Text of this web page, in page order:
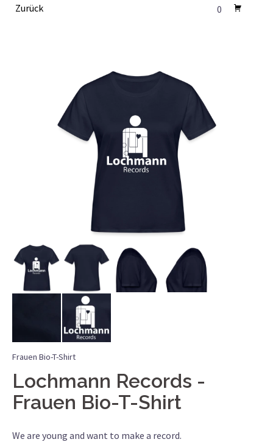
Zurück 0
Frauen Bio-T-Shirt
Lochmann Records
Frauen Bio-T-Shirt
We are young and want to make a record.